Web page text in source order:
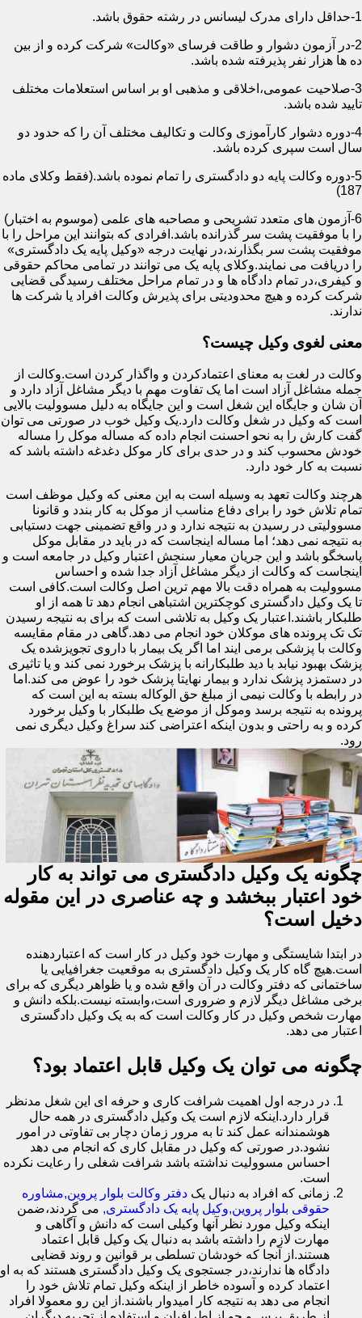
1-حداقل دارای مدرک لیسانس در رشته حقوق باشد.
2-در آزمون دشوار و طاقت فرسای «وکالت» شرکت کرده و از بین
ده ها هزار نفر پذیرفته شده باشد.
3-صلاحیت عمومی،اخلاقی و مذهبی او بر اساس استعلامات مختلف
تایید شده باشد.
4-دوره دشوار کارآموزی وکالت و تکالیف مختلف آن را که حدود دو
سال است سپری کرده باشد.
5-دوره وکالت پایه دو دادگستری را تمام نموده باشد.(فقط وکلای ماده
187)
6-آزمون های متعدد تشریحی و مصاحبه های علمی (موسوم به اختبار)
را با موفقیت پشت سر گذرانده باشد.افرادی که بتوانند این مراحل را با
موفقیت پشت سر بگذارند،در نهایت درجه «وکیل پایه یک دادگستری»
را دریافت می نمایند.وکلای پایه یک می توانند در تمامی محاکم حقوقی
و کیفری،در تمام دادگاه ها و در تمام مراحل مختلف رسیدگی قضایی
شرکت کرده و هیچ محدودیتی برای پذیرش وکالت افراد یا شرکت ها
ندارند.
معنی لغوی وکیل چیست؟
وکالت در لغت به معنای اعتمادکردن و واگذار کردن است.وکالت از
جمله مشاغل آزاد است اما یک تفاوت مهم با دیگر مشاغل آزاد دارد و
آن شان و جایگاه این شغل است و این جایگاه به دلیل مسوولیت بالایی
است که وکیل در شغل وکالت دارد.یک وکیل خوب در صورتی می توان
گفت کارش را به نحو احسنت انجام داده که مساله موکل را مساله
خودش محسوب کند و در حدی برای کار موکل دغدغه داشته باشد که
نسبت به کار خود دارد.
هرچند وکالت تعهد به وسیله است به این معنی که وکیل موظف است
تمام تلاش خود را برای دفاع مناسب از موکل به کار بندد و قانونا
مسوولیتی در رسیدن به نتیجه ندارد و در واقع تضمینی جهت دستیابی
به نتیجه نمی دهد؛ اما مساله اینجاست که در باید در مقابل موکل
پاسخگو باشد و این جریان معیار سنجش اعتبار وکیل در جامعه است و
اینجاست که وکالت از دیگر مشاغل آزاد جدا شده و احساس
مسوولیت به همراه دقت بالا مهم ترین اصل وکالت است.کافی است
تا یک وکیل دادگستری کوچکترین اشتباهی انجام دهد تا همه از او
طلبکار باشند.اعتبار یک وکیل به تلاشی است که برای به نتیجه رسیدن
تک تک پرونده های موکلان خود انجام می دهد.گاهی در مقام مقایسه
وکالت با پزشکی برمی ایند اما اگر یک بیمار با داروی تجویزشده یک
پزشک بهبود نیابد با دید طلبکارانه با پزشک برخورد نمی کند و یا تاثیری
در دستمزد پزشک ندارد و بیمار نهایتا پزشک خود را عوض می کند.اما
در رابطه با وکالت نیمی از مبلغ حق الوکاله بسته به این است که
پرونده به نتیجه برسد وموکل از موضع یک طلبکار با وکیل برخورد
کرده و به راحتی و بدون اینکه اعتراضی کند سراغ وکیل دیگری نمی
رود.
چگونه یک وکیل دادگستری می تواند به کار
خود اعتبار ببخشد و چه عناصری در این مقوله
دخیل است؟
در ابتدا شایستگی و مهارت خود وکیل در کار است که اعتباردهنده
است.هیچ گاه کار یک وکیل دادگستری به موقعیت جغرافیایی یا
ساختمانی که دفتر وکالت در آن واقع شده و یا ظواهر دیگری که برای
برخی مشاغل دیگر لازم و ضروری است،وابسته نیست.بلکه دانش و
مهارت شخص وکیل در کار وکالت است که به یک وکیل دادگستری
اعتبار می دهد.
چگونه می توان یک وکیل قابل اعتماد بود؟
در درجه اول اهمیت شرافت کاری و حرفه ای این شغل مدنظر
قرار دارد.اینکه لازم است یک وکیل دادگستری در همه حال
هوشمندانه عمل کند تا به مرور زمان دچار بی تفاوتی در امور
نشود.در صورتی که وکیل در مقابل کاری که انجام می دهد
احساس مسوولیت نداشته باشد شرافت شغلی را رعایت نکرده
است.
زمانی که افراد به دنبال یک دفتر وکالت بلوار پروین,مشاوره
حقوقی بلوار پروین,وکیل پایه یک دادگستری, می گردند،ضمن
اینکه وکیل مورد نظر آنها وکیلی است که دانش و آگاهی و
مهارت لازم را داشته باشد به دنبال یک وکیل قابل اعتماد
هستند.از آنجا که خودشان تسلطی بر قوانین و روند قضایی
دادگاه ها ندارند،در جستجوی یک وکیل دادگستری هستند که به او
اعتماد کرده و آسوده خاطر از اینکه وکیل تمام تلاش خود را
انجام می دهد به نتیجه کار امیدوار باشند.از این رو معمولا افراد